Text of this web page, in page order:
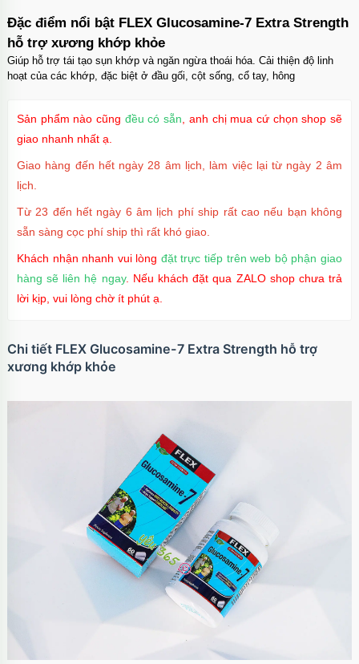
Đặc điểm nổi bật FLEX Glucosamine-7 Extra Strength
hỗ trợ xương khớp khỏe
Giúp hỗ trợ tái tạo sụn khớp và ngăn ngừa thoái hóa. Cải thiện độ linh
hoạt của các khớp, đặc biệt ở đầu gối, cột sống, cổ tay, hông
Sản phẩm nào cũng đều có sẵn , anh chị mua cứ chọn shop sẽ
giao nhanh nhất ạ.
Giao hàng đến hết ngày 28 âm lịch, làm việc lại từ ngày 2 âm
lịch.
Từ 23 đến hết ngày 6 âm lịch phí ship rất cao nếu bạn không
sẵn sàng cọc phí ship thì rất khó giao.
Khách nhận nhanh vui lòng đặt trực tiếp trên web bộ phận giao
hàng sẽ liên hệ ngay. Nếu khách đặt qua ZALO shop chưa trả
lời kịp, vui lòng chờ ít phút ạ.
Chi tiết FLEX Glucosamine-7 Extra Strength hỗ trợ
xương khớp khỏe